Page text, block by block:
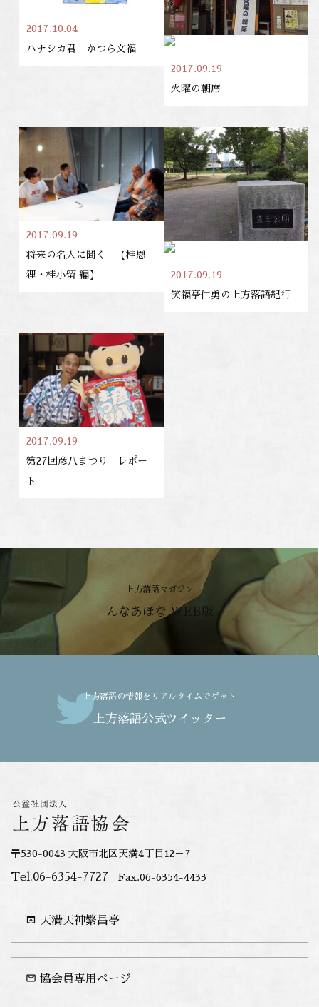
2017.10.04
ハナシカ君 かつら文福
2017.09.19
火曜の朝席
2017.09.19
将来の名人に聞く 【桂恩
狸・桂小留 編】
2017.09.19
笑福亭仁勇の上方落語紀行
2017.09.19
第27回彦八まつり レポー
ト
上方落語マガジン
んなあほな WEB版
上方落語の情報をリアルタイムでゲット
上方落語公式ツイッター
〒530-0043 大阪市北区天満4丁目12－7
Tel.06-6354-7727 Fax.06-6354-4433
open_in_browser 天満天神繁昌亭
mail_outline 協会員専用ページ